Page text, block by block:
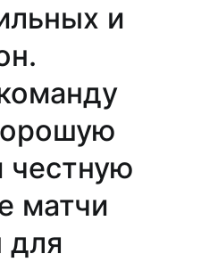
и
честную
матчи
для